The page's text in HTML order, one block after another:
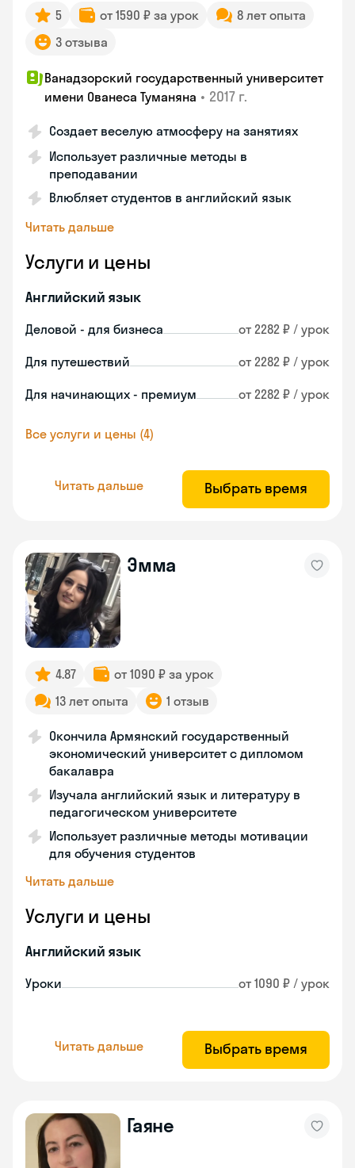
5 от 1590 ₽ за урок
8 лет опыта
3 отзыва
Ванадзорский государственный университет
имени Ованеса Туманяна • 2017 г.
Создает веселую атмосферу на занятиях
Использует различные методы в
преподавании
Влюбляет студентов в английский язык
Читать дальше
Услуги и цены
Английский язык
Деловой - для бизнеса от 2282 ₽ / урок
Для путешествий от 2282 ₽ / урок
Для начинающих - премиум от 2282 ₽ / урок
Все услуги и цены (4)
Читать дальше Выбрать время
Эмма
4.87
от 1090 ₽ за урок
13 лет опыта
1 отзыв
Окончила Армянский государственный
экономический университет с дипломом
бакалавра
Изучала английский язык и литературу в
педагогическом университете
Использует различные методы мотивации
для обучения студентов
Читать дальше
Услуги и цены
Английский язык
Уроки от 1090 ₽ / урок
Читать дальше Выбрать время
Гаяне